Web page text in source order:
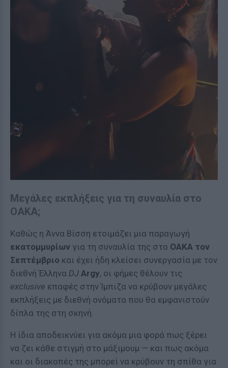
Μεγάλες εκπλήξεις για τη συναυλία στο
ΟΑΚΑ;
Καθώς η Άννα Βίσση ετοιμάζει μια παραγωγή
εκατομμυρίων για τη συναυλία της στο ΟΑΚΑ τον
Σεπτέμβριο και έχει ήδη κλείσει συνεργασία με τον
διεθνή Έλληνα DJ Argy, οι φήμες θέλουν τις
exclusive επαφές στην Ίμπιζα να κρύβουν μεγάλες
εκπλήξεις με διεθνή ονόματα που θα εμφανιστούν
δίπλα της στη σκηνή.
Η ίδια αποδεικνύει για ακόμα μια φορά πως ξέρει
να ζει κάθε στιγμή στο μάξιμουμ — και πως ακόμα
και οι διακοπές της μπορεί να κρύβουν τη σπίθα για